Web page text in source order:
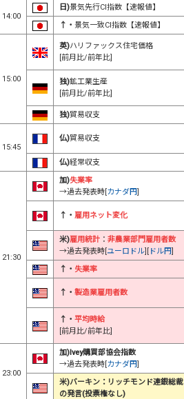
14:00
日)景気先行CI指数【速報値】
↑・ 景気一致CI指数【速報値】
15:00
英)ハリファックス住宅価格
[前月比/前年比]
独)鉱工業生産
[前月比/前年比]
独)貿易収支
15:45
仏)貿易収支
仏)経常収支
21:30
加)失業率
→過去発表時[カナダ円]
↑・ 雇用ネット変化
米)雇用統計 ： 非農業部門雇用者数
→過去発表時[ユーロドル][ ドル円]
↑・ 失業率
↑・ 製造業雇用者数
↑・ 平均時給
[前月比/前年比]
23:00
加)Ivey購買部協会指数
→過去発表時[カナダ円]
米)バーキン：リッチモンド連銀総裁
の発言(投票権なし)